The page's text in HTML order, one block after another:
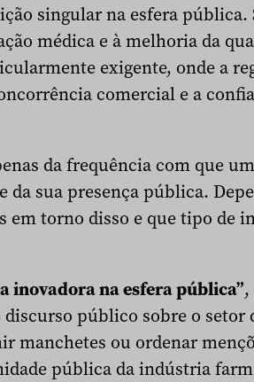
singular na esfera pública.
médica e à melhoria da
exigente, onde a
comercial e a
da frequência com que
da sua presença pública.
em torno disso e que tipo de
inovadora na esfera pública”
público sobre o setor
manchetes ou ordenar
pública da indústria